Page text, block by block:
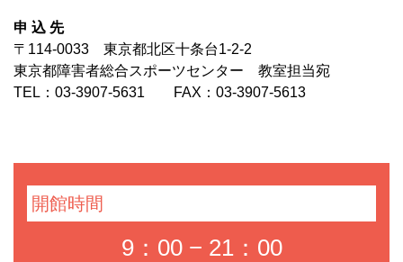
申 込 先
〒114-0033 東京都北区十条台1-2-2
東京都障害者総合スポーツセンター 教室担当宛
TEL：03-3907-5631 FAX：03-3907-5613
開館時間
9：00 − 21：00